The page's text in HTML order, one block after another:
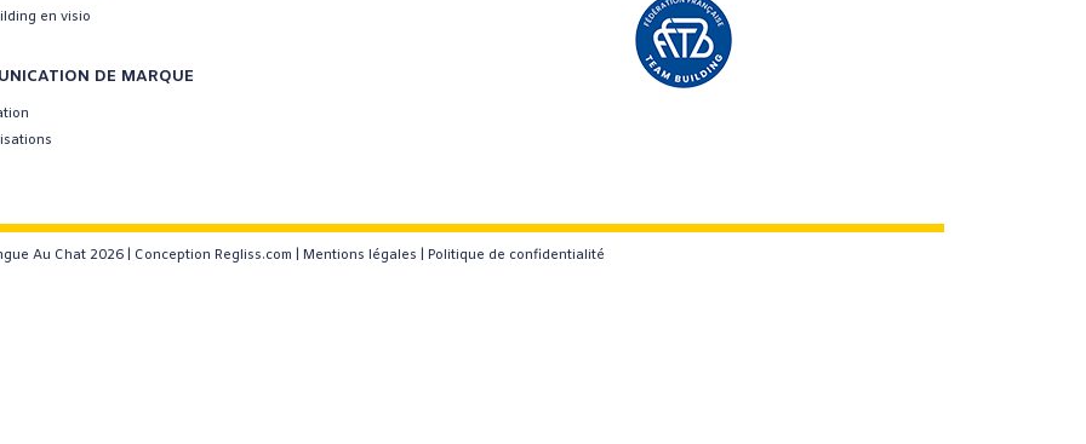
en visio
DE MARQUE
Au Chat 2026 | Conception Regliss.com Mentions légales Politique de confidentialité